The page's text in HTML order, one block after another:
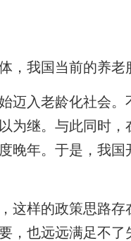
，我国当前的养
迈入老龄化社会
为继。与此同时
晚年。于是，我
样的政策思路存
，也远远满足不